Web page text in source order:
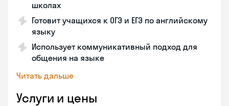
школах
Готовит учащихся к ОГЭ и ЕГЭ по английскому
языку
Использует коммуникативный подход для
общения на языке
Читать дальше
Услуги и цены